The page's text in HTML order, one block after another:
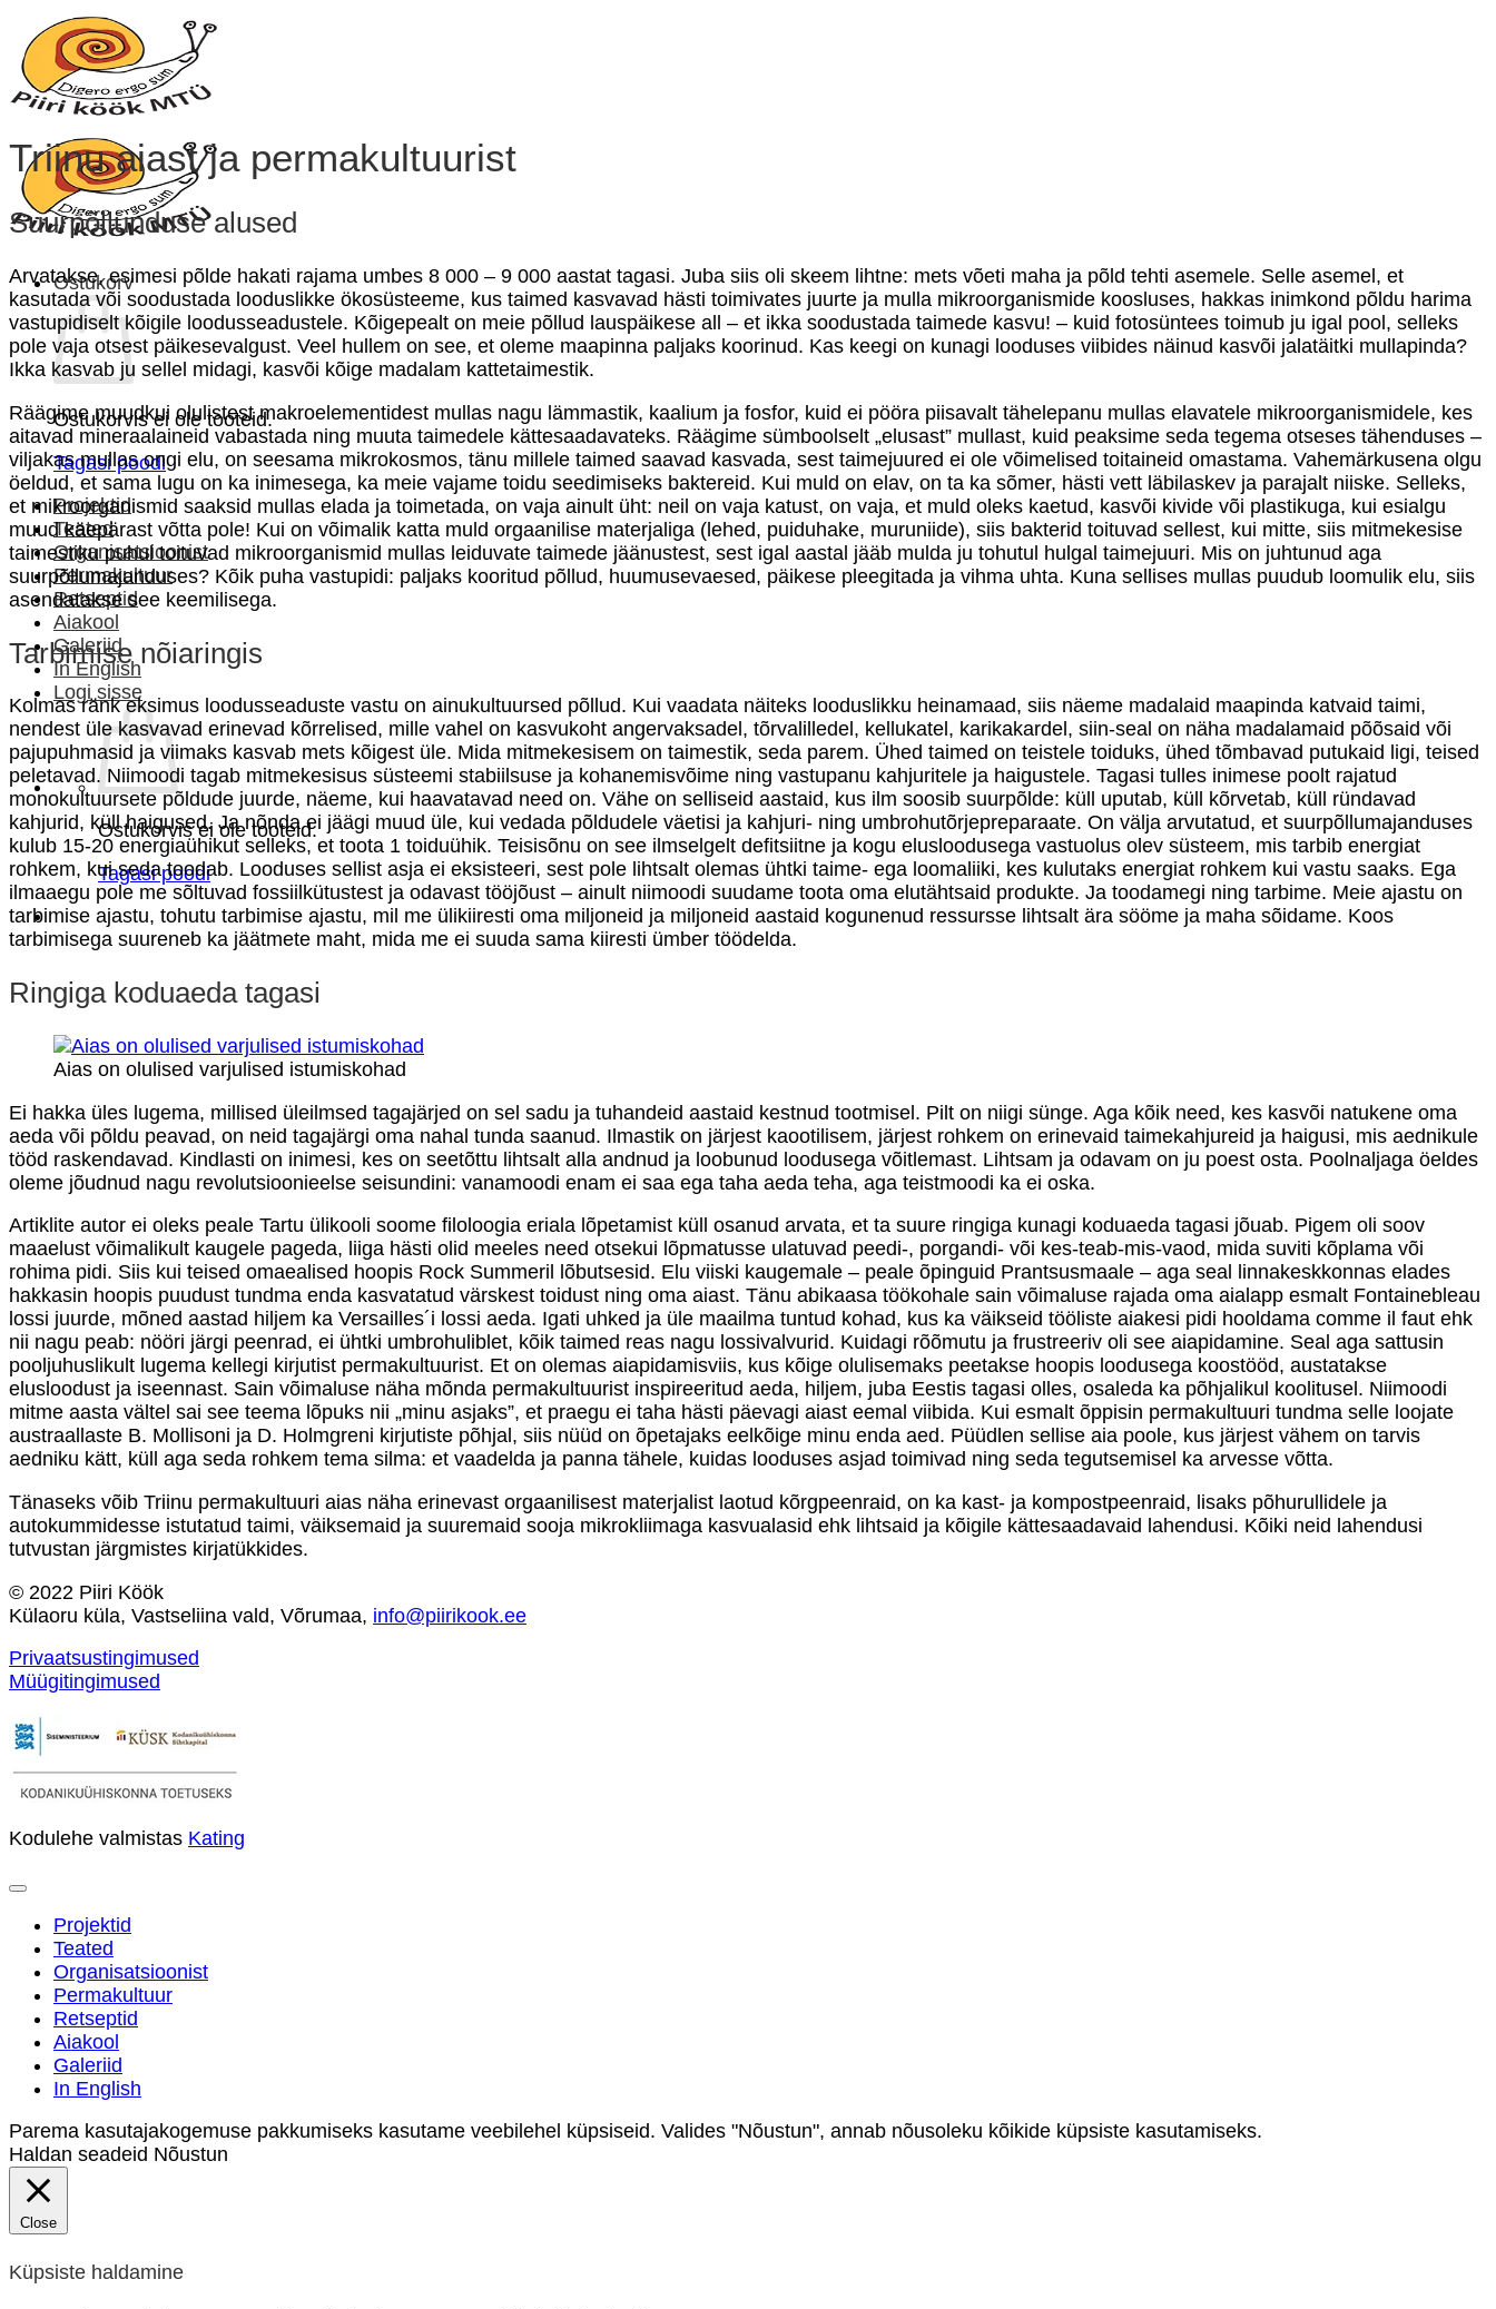
content
Ostukorv
Ostukorvis ei ole tooteid.
Tagasi poodi
Projektid
Teated
Organisatsioonist
Permakultuur
Retseptid
Aiakool
Galeriid
In English
Logi sisse
Ostukorvis ei ole tooteid.
Tagasi poodi
Triinu aiast ja permakultuurist
Suurpõllunduse alused
Arvatakse, esimesi põlde hakati rajama umbes 8 000 – 9 000 aastat tagasi. Juba siis oli skeem lihtne: mets võeti maha ja põld tehti asemele. Selle asemel, et
kasutada või soodustada looduslikke ökosüsteeme, kus taimed kasvavad hästi toimivates juurte ja mulla mikroorganismide koosluses, hakkas inimkond põldu harima
vastupidiselt kõigile loodusseadustele. Kõigepealt on meie põllud lauspäikese all – et ikka soodustada taimede kasvu! – kuid fotosüntees toimub ju igal pool, selleks
pole vaja otsest päikesevalgust. Veel hullem on see, et oleme maapinna paljaks koorinud. Kas keegi on kunagi looduses viibides näinud kasvõi jalatäitki mullapinda?
Ikka kasvab ju sellel midagi, kasvõi kõige madalam kattetaimestik.
Räägime muudkui olulistest makroelementidest mullas nagu lämmastik, kaalium ja fosfor, kuid ei pööra piisavalt tähelepanu mullas elavatele mikroorganismidele, kes
aitavad mineraalaineid vabastada ning muuta taimedele kättesaadavateks. Räägime sümboolselt „elusast” mullast, kuid peaksime seda tegema otseses tähenduses –
viljakas mullas ongi elu, on seesama mikrokosmos, tänu millele taimed saavad kasvada, sest taimejuured ei ole võimelised toitaineid omastama. Vahemärkusena olgu
öeldud, et sama lugu on ka inimesega, ka meie vajame toidu seedimiseks baktereid. Kui muld on elav, on ta ka sõmer, hästi vett läbilaskev ja parajalt niiske. Selleks,
et mikroorganismid saaksid mullas elada ja toimetada, on vaja ainult üht: neil on vaja katust, on vaja, et muld oleks kaetud, kasvõi kivide või plastikuga, kui esialgu
muud käepärast võtta pole! Kui on võimalik katta muld orgaanilise materjaliga (lehed, puiduhake, muruniide), siis bakterid toituvad sellest, kui mitte, siis mitmekesise
taimestiku puhul toituvad mikroorganismid mullas leiduvate taimede jäänustest, sest igal aastal jääb mulda ju tohutul hulgal taimejuuri. Mis on juhtunud aga
suurpõllumajanduses? Kõik puha vastupidi: paljaks kooritud põllud, huumusevaesed, päikese pleegitada ja vihma uhta. Kuna sellises mullas puudub loomulik elu, siis
asendatakse see keemilisega.
Tarbimise nõiaringis
Kolmas ränk eksimus loodusseaduste vastu on ainukultuursed põllud. Kui vaadata näiteks looduslikku heinamaad, siis näeme madalaid maapinda katvaid taimi,
nendest üle kasvavad erinevad kõrrelised, mille vahel on kasvukoht angervaksadel, tõrvalilledel, kellukatel, karikakardel, siin-seal on näha madalamaid põõsaid või
pajupuhmasid ja viimaks kasvab mets kõigest üle. Mida mitmekesisem on taimestik, seda parem. Ühed taimed on teistele toiduks, ühed tõmbavad putukaid ligi, teised
peletavad. Niimoodi tagab mitmekesisus süsteemi stabiilsuse ja kohanemisvõime ning vastupanu kahjuritele ja haigustele. Tagasi tulles inimese poolt rajatud
monokultuursete põldude juurde, näeme, kui haavatavad need on. Vähe on selliseid aastaid, kus ilm soosib suurpõlde: küll uputab, küll kõrvetab, küll ründavad
kahjurid, küll haigused. Ja nõnda ei jäägi muud üle, kui vedada põldudele väetisi ja kahjuri- ning umbrohutõrjepreparaate. On välja arvutatud, et suurpõllumajanduses
kulub 15-20 energiaühikut selleks, et toota 1 toiduühik. Teisisõnu on see ilmselgelt defitsiitne ja kogu elusloodusega vastuolus olev süsteem, mis tarbib energiat
rohkem, kui seda toodab. Looduses sellist asja ei eksisteeri, sest pole lihtsalt olemas ühtki taime- ega loomaliiki, kes kulutaks energiat rohkem kui vastu saaks. Ega
ilmaaegu pole me sõltuvad fossiilkütustest ja odavast tööjõust – ainult niimoodi suudame toota oma elutähtsaid produkte. Ja toodamegi ning tarbime. Meie ajastu on
tarbimise ajastu, tohutu tarbimise ajastu, mil me ülikiiresti oma miljoneid ja miljoneid aastaid kogunenud ressursse lihtsalt ära sööme ja maha sõidame. Koos
tarbimisega suureneb ka jäätmete maht, mida me ei suuda sama kiiresti ümber töödelda.
Ringiga koduaeda tagasi
Aias on olulised varjulised istumiskohad
Ei hakka üles lugema, millised üleilmsed tagajärjed on sel sadu ja tuhandeid aastaid kestnud tootmisel. Pilt on niigi sünge. Aga kõik need, kes kasvõi natukene oma
aeda või põldu peavad, on neid tagajärgi oma nahal tunda saanud. Ilmastik on järjest kaootilisem, järjest rohkem on erinevaid taimekahjureid ja haigusi, mis aednikule
tööd raskendavad. Kindlasti on inimesi, kes on seetõttu lihtsalt alla andnud ja loobunud loodusega võitlemast. Lihtsam ja odavam on ju poest osta. Poolnaljaga öeldes
oleme jõudnud nagu revolutsioonieelse seisundini: vanamoodi enam ei saa ega taha aeda teha, aga teistmoodi ka ei oska.
Artiklite autor ei oleks peale Tartu ülikooli soome filoloogia eriala lõpetamist küll osanud arvata, et ta suure ringiga kunagi koduaeda tagasi jõuab. Pigem oli soov
maaelust võimalikult kaugele pageda, liiga hästi olid meeles need otsekui lõpmatusse ulatuvad peedi-, porgandi- või kes-teab-mis-vaod, mida suviti kõplama või
rohima pidi. Siis kui teised omaealised hoopis Rock Summeril lõbutsesid. Elu viiski kaugemale – peale õpinguid Prantsusmaale – aga seal linnakeskkonnas elades
hakkasin hoopis puudust tundma enda kasvatatud värskest toidust ning oma aiast. Tänu abikaasa töökohale sain võimaluse rajada oma aialapp esmalt Fontainebleau
lossi juurde, mõned aastad hiljem ka Versailles´i lossi aeda. Igati uhked ja üle maailma tuntud kohad, kus ka väikseid tööliste aiakesi pidi hooldama comme il faut ehk
nii nagu peab: nööri järgi peenrad, ei ühtki umbrohuliblet, kõik taimed reas nagu lossivalvurid. Kuidagi rõõmutu ja frustreeriv oli see aiapidamine. Seal aga sattusin
pooljuhuslikult lugema kellegi kirjutist permakultuurist. Et on olemas aiapidamisviis, kus kõige olulisemaks peetakse hoopis loodusega koostööd, austatakse
elusloodust ja iseennast. Sain võimaluse näha mõnda permakultuurist inspireeritud aeda, hiljem, juba Eestis tagasi olles, osaleda ka põhjalikul koolitusel. Niimoodi
mitme aasta vältel sai see teema lõpuks nii „minu asjaks”, et praegu ei taha hästi päevagi aiast eemal viibida. Kui esmalt õppisin permakultuuri tundma selle loojate
austraallaste B. Mollisoni ja D. Holmgreni kirjutiste põhjal, siis nüüd on õpetajaks eelkõige minu enda aed. Püüdlen sellise aia poole, kus järjest vähem on tarvis
aedniku kätt, küll aga seda rohkem tema silma: et vaadelda ja panna tähele, kuidas looduses asjad toimivad ning seda tegutsemisel ka arvesse võtta.
Tänaseks võib Triinu permakultuuri aias näha erinevast orgaanilisest materjalist laotud kõrgpeenraid, on ka kast- ja kompostpeenraid, lisaks põhurullidele ja
autokummidesse istutatud taimi, väiksemaid ja suuremaid sooja mikrokliimaga kasvualasid ehk lihtsaid ja kõigile kättesaadavaid lahendusi. Kõiki neid lahendusi
tutvustan järgmistes kirjatükkides.
© 2022 Piiri Köök
Külaoru küla, Vastseliina vald, Võrumaa, info@piirikook.ee
Privaatsustingimused
Müügitingimused
Kodulehe valmistas Kating
Projektid
Teated
Organisatsioonist
Permakultuur
Retseptid
Aiakool
Galeriid
In English
Parema kasutajakogemuse pakkumiseks kasutame veebilehel küpsiseid. Valides "Nõustun", annab nõusoleku kõikide küpsiste kasutamiseks.
Haldan seadeid Nõustun
Close
Küpsiste haldamine